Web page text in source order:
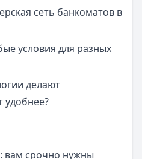
сеть банкоматов в
условия для разных
делают
удобнее?
вам срочно нужны